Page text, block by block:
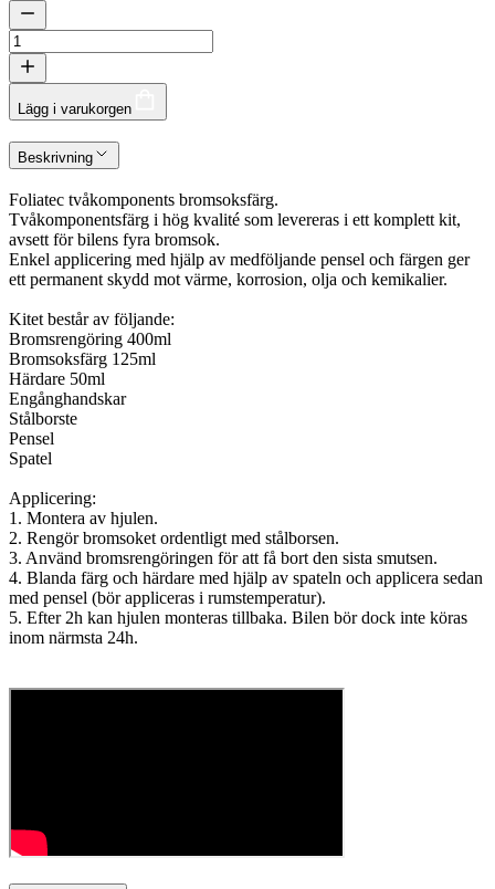
Lägg i varukorgen
Beskrivning
Foliatec tvåkomponents bromsoksfärg.
Tvåkomponentsfärg i hög kvalité som levereras i ett komplett kit,
avsett för bilens fyra bromsok.
Enkel applicering med hjälp av medföljande pensel och färgen ger
ett permanent skydd mot värme, korrosion, olja och kemikalier.
Kitet består av följande:
Bromsrengöring 400ml
Bromsoksfärg 125ml
Härdare 50ml
Engånghandskar
Stålborste
Pensel
Spatel
Applicering:
1. Montera av hjulen.
2. Rengör bromsoket ordentligt med stålborsen.
3. Använd bromsrengöringen för att få bort den sista smutsen.
4. Blanda färg och härdare med hjälp av spateln och applicera sedan
med pensel (bör appliceras i rumstemperatur).
5. Efter 2h kan hjulen monteras tillbaka. Bilen bör dock inte köras
inom närmsta 24h.